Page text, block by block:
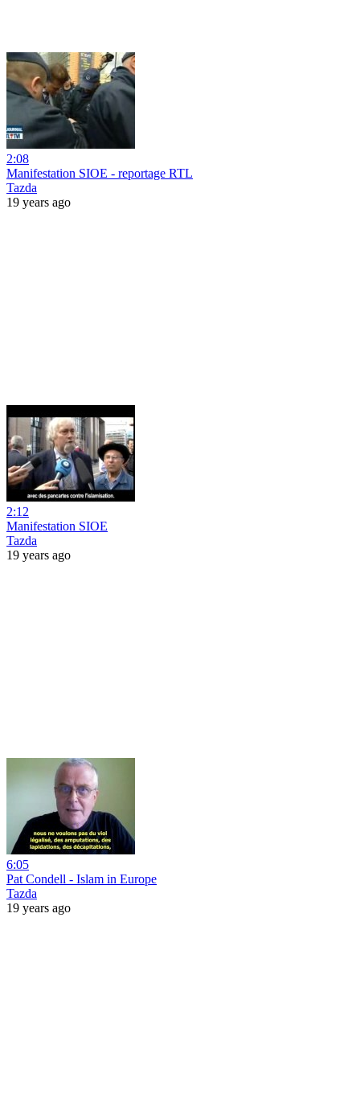
2:08
Manifestation SIOE - reportage RTL
Tazda
19 years ago
2:12
Manifestation SIOE
Tazda
19 years ago
6:05
Pat Condell - Islam in Europe
Tazda
19 years ago